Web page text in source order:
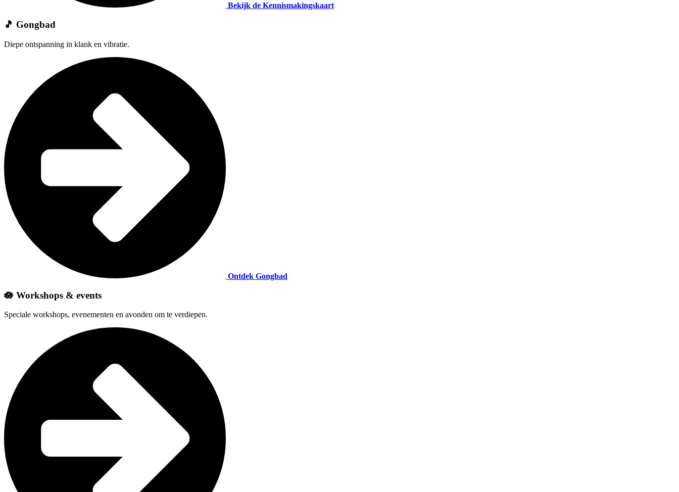
Bekijk de Kennismakingskaart
🎵 Gongbad
Diepe ontspanning in klank en vibratie.
Ontdek Gongbad
🪷 Workshops & events
Speciale workshops, evenementen en avonden om te verdiepen.